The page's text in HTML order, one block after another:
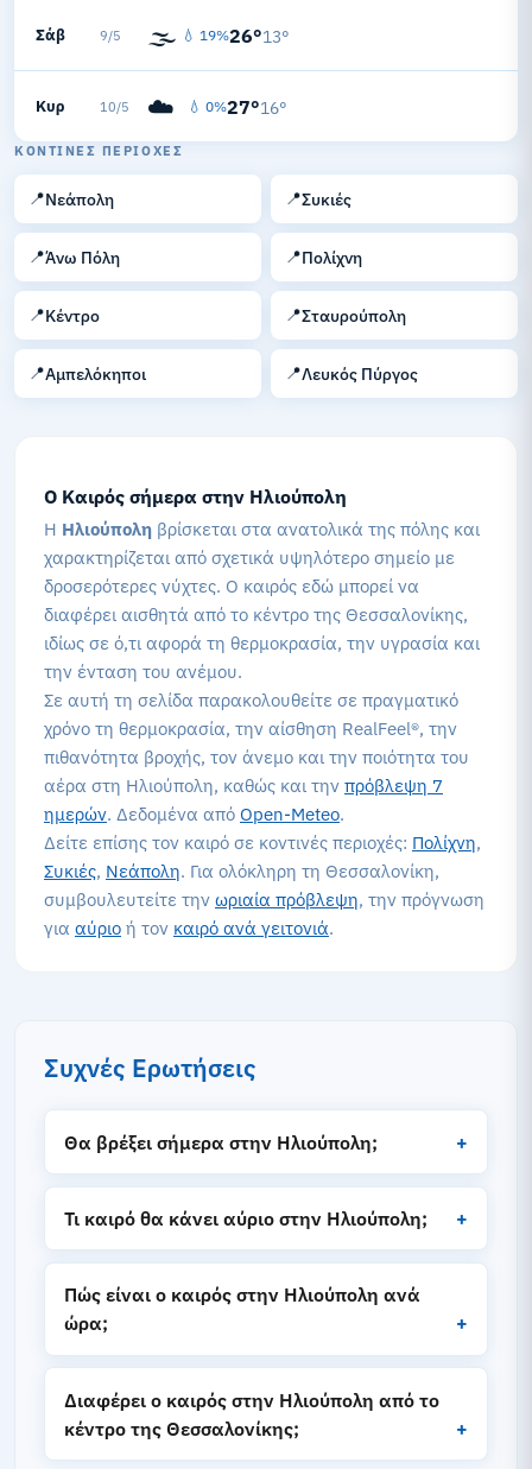
Σάβ 9/5 🌫️ 💧 19%26°13°
Κυρ 10/5 ☁️ 💧 0%27°16°
ΚΟΝΤΙΝΈΣ ΠΕΡΙΟΧΈΣ
📍Νεάπολη 📍Συκιές
📍Άνω Πόλη 📍Πολίχνη
📍Κέντρο 📍Σταυρούπολη
📍Αμπελόκηποι 📍Λευκός Πύργος
Ο Καιρός σήμερα στην Ηλιούπολη
Η Ηλιούπολη βρίσκεται στα ανατολικά της πόλης και
χαρακτηρίζεται από σχετικά υψηλότερο σημείο με
δροσερότερες νύχτες. Ο καιρός εδώ μπορεί να
διαφέρει αισθητά από το κέντρο της Θεσσαλονίκης,
ιδίως σε ό,τι αφορά τη θερμοκρασία, την υγρασία και
την ένταση του ανέμου.
Σε αυτή τη σελίδα παρακολουθείτε σε πραγματικό
χρόνο τη θερμοκρασία, την αίσθηση RealFeel®, την
πιθανότητα βροχής, τον άνεμο και την ποιότητα του
αέρα στη Ηλιούπολη, καθώς και την πρόβλεψη 7
ημερών. Δεδομένα από Open-Meteo.
Δείτε επίσης τον καιρό σε κοντινές περιοχές: Πολίχνη,
Συκιές, Νεάπολη. Για ολόκληρη τη Θεσσαλονίκη,
συμβουλευτείτε την ωριαία πρόβλεψη, την πρόγνωση
για αύριο ή τον καιρό ανά γειτονιά.
Συχνές Ερωτήσεις
Θα βρέξει σήμερα στην Ηλιούπολη;
Τι καιρό θα κάνει αύριο στην Ηλιούπολη;
Πώς είναι ο καιρός στην Ηλιούπολη ανά
ώρα;
Διαφέρει ο καιρός στην Ηλιούπολη από το
κέντρο της Θεσσαλονίκης;